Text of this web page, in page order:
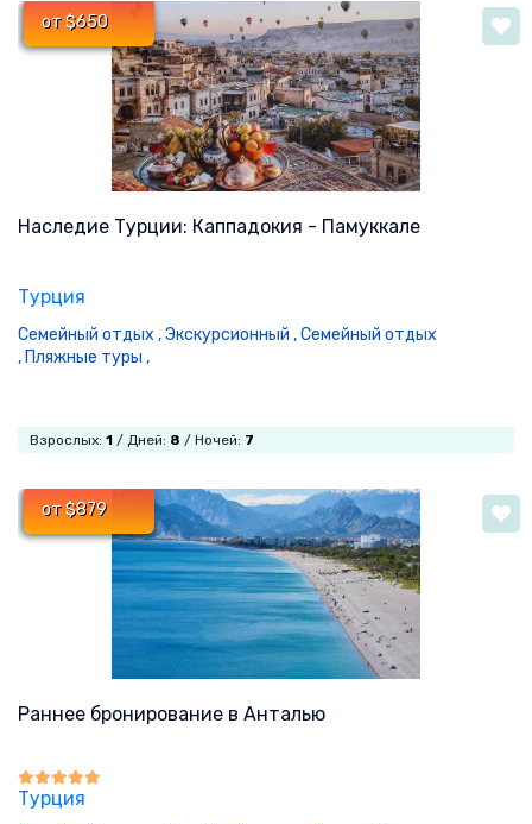
от $650
Наследие Турции: Каппадокия - Памуккале
Турция
Семейный отдых ,Экскурсионный ,Семейный отдых
, Пляжные туры ,
Взрослых: 1 / Дней: 8 / Ночей: 7
от $879
Раннее бронирование в Анталью
Турция